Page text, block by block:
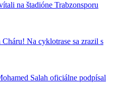
na štadióne Trabzonsporu
Na cyklotrase sa zrazil s
Salah oficiálne podpísal